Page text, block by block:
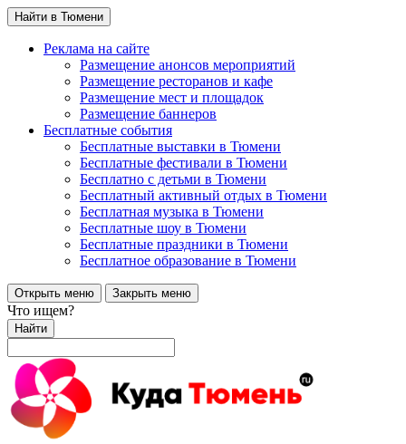
Найти в Тюмени
Реклама на сайте
Размещение анонсов мероприятий
Размещение ресторанов и кафе
Размещение мест и площадок
Размещение баннеров
Бесплатные события
Бесплатные выставки в Тюмени
Бесплатные фестивали в Тюмени
Бесплатно с детьми в Тюмени
Бесплатный активный отдых в Тюмени
Бесплатная музыка в Тюмени
Бесплатные шоу в Тюмени
Бесплатные праздники в Тюмени
Бесплатное образование в Тюмени
Открыть меню Закрыть меню
Что ищем?
Найти